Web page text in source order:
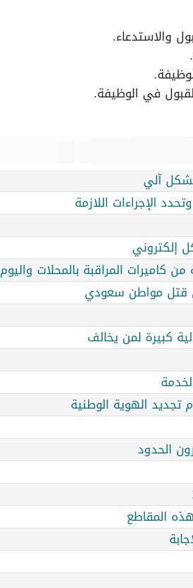
والاستدعاء.
في الوظيفة.
الإجراءات اللازمة
إلكتروني
كاميرات المراقبة بالمحلات واليوم
قتل مواطن سعودي
كبيرة لمن يخالف
الهوية الوطنية